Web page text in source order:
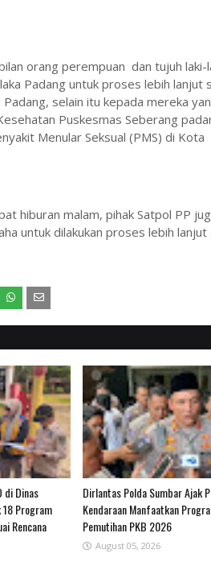
orang perempuan dan tujuh laki-
Padang untuk proses lebih lanjut
selain itu kepada mereka
Puskesmas Seberang
Menular Seksual (PMS) di Kota
hiburan malam, pihak Satpol PP
untuk dilakukan proses lebih lanjut
di Dinas
18 Program
Rencana
Dirlantas Polda Sumbar Ajak
Kendaraan Manfaatkan
Pemutihan PKB 2026
August 05, 2026